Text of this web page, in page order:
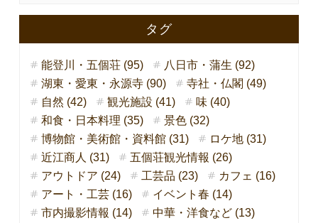
タグ
能登川・五個荘 (95)
八日市・蒲生 (92)
湖東・愛東・永源寺 (90)
寺社・仏閣 (49)
自然 (42)
観光施設 (41)
味 (40)
和食・日本料理 (35)
景色 (32)
博物館・美術館・資料館 (31)
ロケ地 (31)
近江商人 (31)
五個荘観光情報 (26)
アウトドア (24)
工芸品 (23)
カフェ (16)
アート・工芸 (16)
イベント春 (14)
市内撮影情報 (14)
中華・洋食など (13)